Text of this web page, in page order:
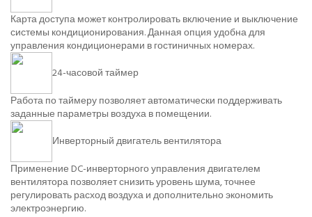
Карта доступа может контролировать включение и выключение
системы кондиционирования. Данная опция удобна для
управления кондиционерами в гостиничных номерах.
24-часовой таймер
Работа по таймеру позволяет автоматически поддерживать
заданные параметры воздуха в помещении.
Инверторный двигатель вентилятора
Применение DC-инверторного управления двигателем
вентилятора позволяет снизить уровень шума, точнее
регулировать расход воздуха и дополнительно экономить
электроэнергию.